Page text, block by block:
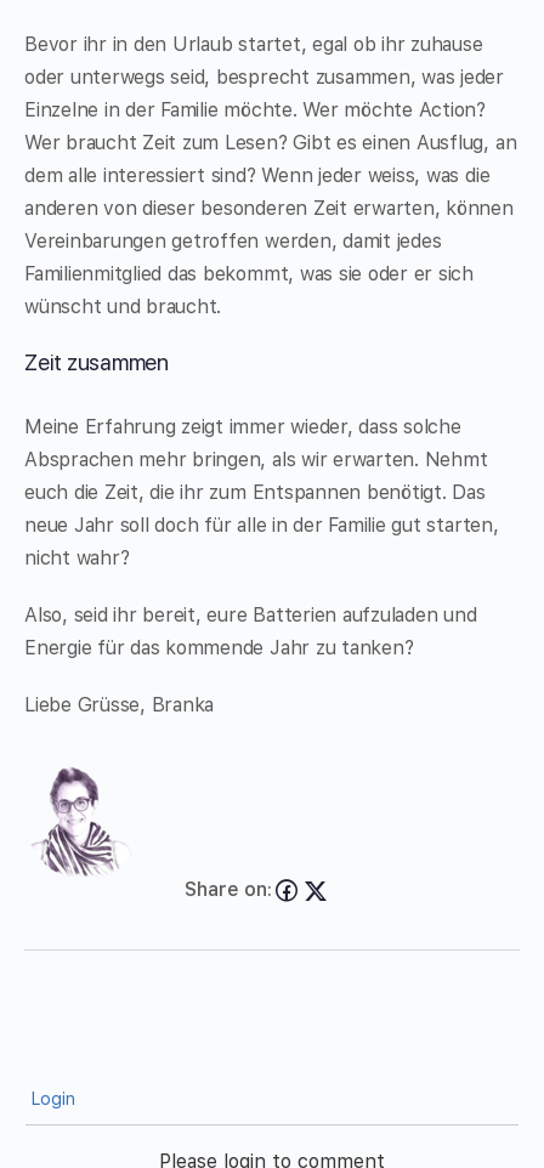
Bevor ihr in den Urlaub startet, egal ob ihr zuhause
oder unterwegs seid, besprecht zusammen, was jeder
Einzelne in der Familie möchte. Wer möchte Action?
Wer braucht Zeit zum Lesen? Gibt es einen Ausflug, an
dem alle interessiert sind? Wenn jeder weiss, was die
anderen von dieser besonderen Zeit erwarten, können
Vereinbarungen getroffen werden, damit jedes
Familienmitglied das bekommt, was sie oder er sich
wünscht und braucht.
Zeit zusammen
Meine Erfahrung zeigt immer wieder, dass solche
Absprachen mehr bringen, als wir erwarten. Nehmt
euch die Zeit, die ihr zum Entspannen benötigt. Das
neue Jahr soll doch für alle in der Familie gut starten,
nicht wahr?
Also, seid ihr bereit, eure Batterien aufzuladen und
Energie für das kommende Jahr zu tanken?
Liebe Grüsse, Branka
Share on:
Login
Please login to comment